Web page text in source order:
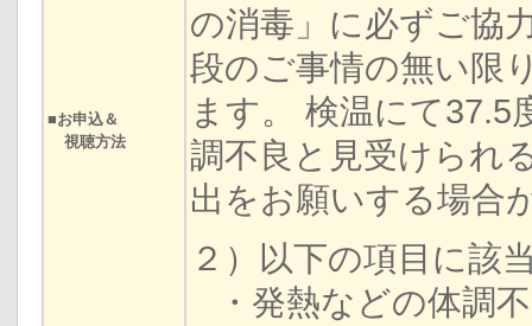
■お申込＆
視聴方法
の消毒」に必ずご協
段のご事情の無い限
ます。 検温にて
調不良と見受けられ
出をお願いする場合
２）以下の項目に該
・発熱などの体調